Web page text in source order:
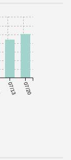
07/13 07/20